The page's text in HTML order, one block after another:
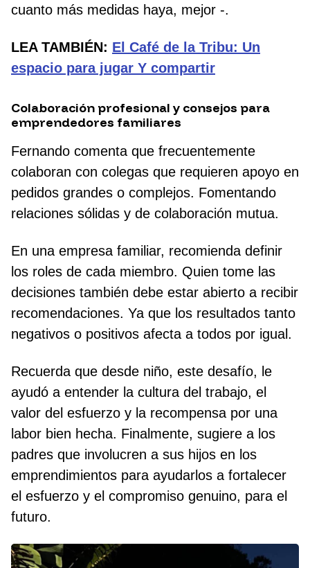
cuanto más medidas haya, mejor -.
LEA TAMBIÉN: El Café de la Tribu: Un
espacio para jugar Y compartir
Colaboración profesional y consejos para
emprendedores familiares
Fernando comenta que frecuentemente
colaboran con colegas que requieren apoyo en
pedidos grandes o complejos. Fomentando
relaciones sólidas y de colaboración mutua.
En una empresa familiar, recomienda definir
los roles de cada miembro. Quien tome las
decisiones también debe estar abierto a recibir
recomendaciones. Ya que los resultados tanto
negativos o positivos afecta a todos por igual.
Recuerda que desde niño, este desafío, le
ayudó a entender la cultura del trabajo, el
valor del esfuerzo y la recompensa por una
labor bien hecha. Finalmente, sugiere a los
padres que involucren a sus hijos en los
emprendimientos para ayudarlos a fortalecer
el esfuerzo y el compromiso genuino, para el
futuro.